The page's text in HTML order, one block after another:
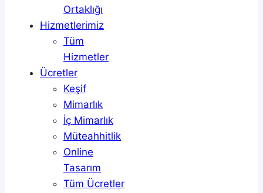
Ortaklığı
Hizmetlerimiz
Tüm
Hizmetler
Ücretler
Keşif
Mimarlık
İç Mimarlık
Müteahhitlik
Online
Tasarım
Tüm Ücretler